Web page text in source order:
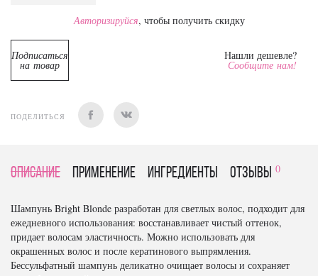
Авторизируйся, чтобы получить скидку
Подписаться
на товар
Нашли дешевле?
Сообщите нам!
ПОДЕЛИТЬСЯ
Описание Применение Ингредиенты отзывы 0
Шампунь Bright Blonde разработан для светлых волос, подходит для
ежедневного использования: восстанавливает чистый оттенок,
придает волосам эластичность. Можно использовать для
окрашенных волос и после кератинового выпрямления.
Бессульфатный шампунь деликатно очищает волосы и сохраняет